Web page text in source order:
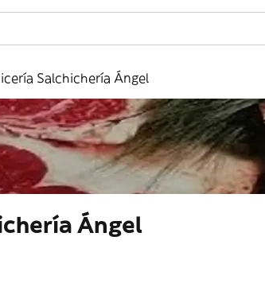
Salchichería Ángel
Ángel